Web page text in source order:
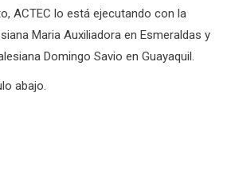
ACTEC lo está ejecutando con la
Maria Auxiliadora en Esmeraldas y
Domingo Savio en Guayaquil.
abajo.